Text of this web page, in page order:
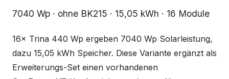
Beschreibung
7040 Wp · ohne BK215 · 15,05 kWh · 16 Module
16× Trina 440 Wp ergeben 7040 Wp Solarleistung,
dazu 15,05 kWh Speicher. Diese Variante ergänzt als
Erweiterungs-Set einen vorhandenen